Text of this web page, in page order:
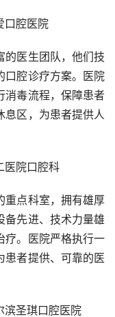
口腔医院
的医生团队，他们技
口腔诊疗方案。医院
消毒流程，保障患者
息区，为患者提供人
医院口腔科
重点科室，拥有雄厚
备先进、技术力量雄
疗。医院严格执行一
患者提供、可靠的医
滨圣琪口腔医院